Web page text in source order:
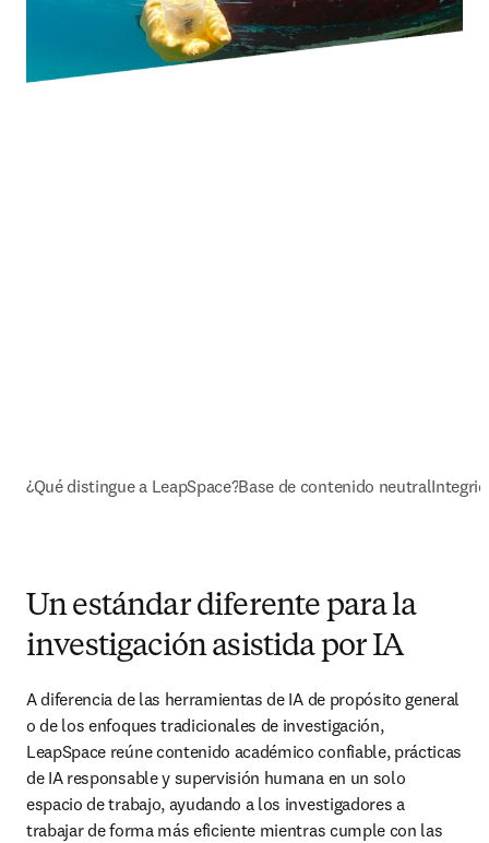
¿Qué distingue a LeapSpace?Base de contenido neutral
Un estándar diferente para la
investigación asistida por IA
A diferencia de las herramientas de IA de propósito general
o de los enfoques tradicionales de investigación,
LeapSpace reúne contenido académico confiable, prácticas
de IA responsable y supervisión humana en un solo
espacio de trabajo, ayudando a los investigadores a
trabajar de forma más eficiente mientras cumple con las